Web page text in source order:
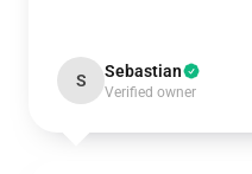
S Sebastian
Verified owner